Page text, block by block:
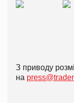
З приводу
на